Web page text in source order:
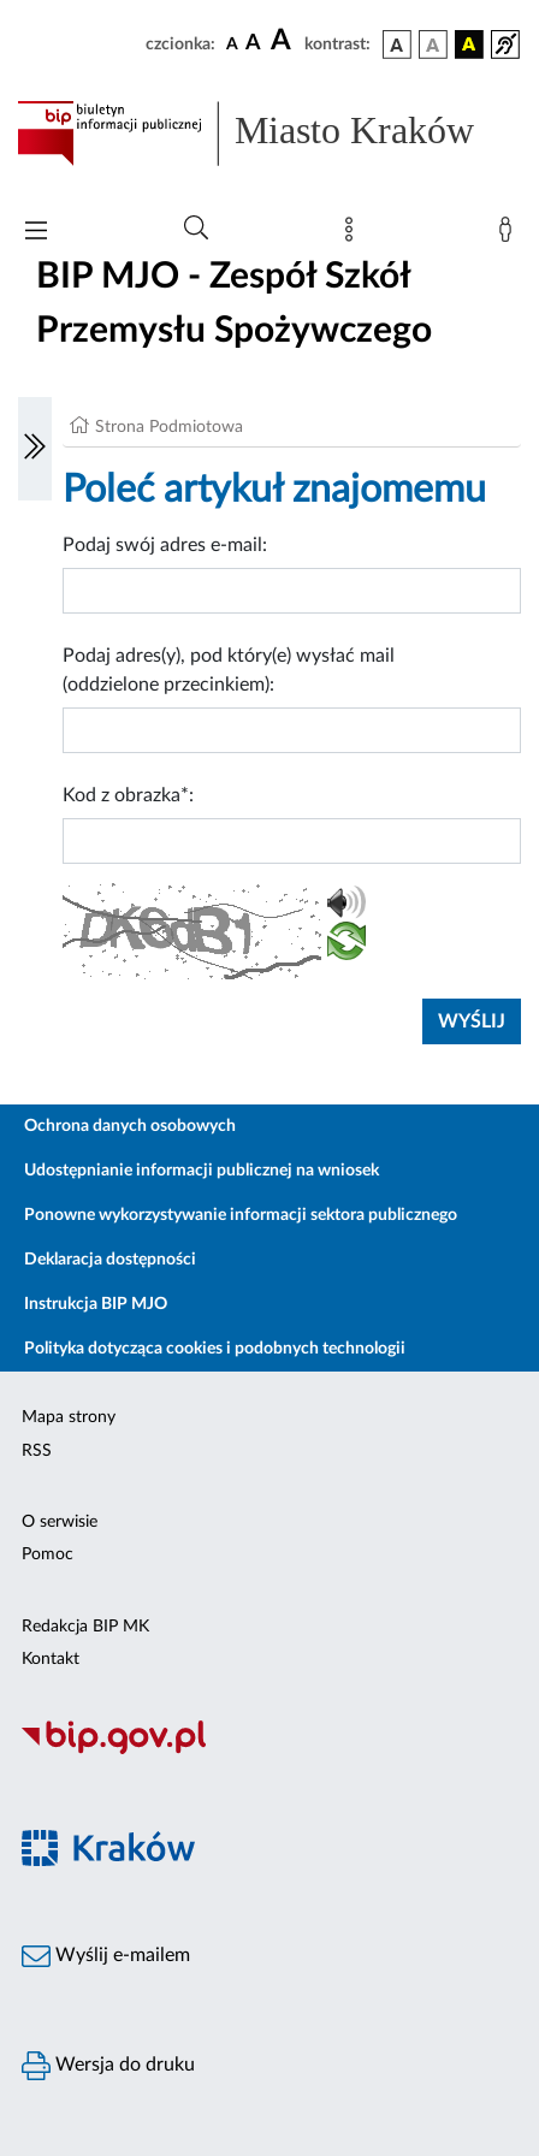
czcionka: A A A kontrast:
Miasto Kraków
BIP MJO - Zespół Szkół
Przemysłu Spożywczego
Strona Podmiotowa
Poleć artykuł znajomemu
Podaj swój adres e-mail:
Podaj adres(y), pod który(e) wysłać mail
(oddzielone przecinkiem):
Kod z obrazka*:
Ochrona danych osobowych
Udostępnianie informacji publicznej na wniosek
Ponowne wykorzystywanie informacji sektora publicznego
Deklaracja dostępności
Instrukcja BIP MJO
Polityka dotycząca cookies i podobnych technologii
Mapa strony
RSS
O serwisie
Pomoc
Redakcja BIP MK
Kontakt
Wyślij e-mailem
Wersja do druku